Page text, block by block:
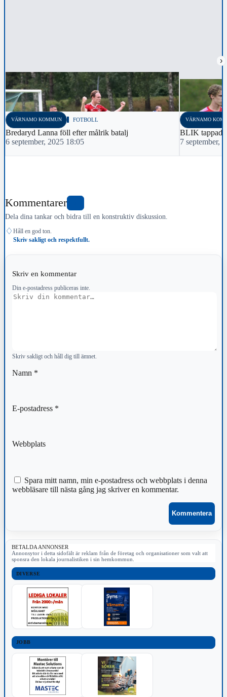
›
VÄRNAMO KOMMUN FOTBOLL
Bredaryd Lanna föll efter målrik batalj
6 september, 2025 18:05
VÄRNAMO
BLIK tappade
7 september,
Kommentarer
Dela dina tankar och bidra till en konstruktiv diskussion.
♢ Håll en god ton.
Skriv sakligt och respektfullt.
Skriv en kommentar
Din e-postadress publiceras inte.
Kommentar
Skriv sakligt och håll dig till ämnet.
Namn *
E-postadress *
Webbplats
Spara mitt namn, min e-postadress och webbplats i denna
webbläsare till nästa gång jag skriver en kommentar.
BETALDA ANNONSER
Annonsytor i detta sidofält är reklam från de företag och organisationer som valt att
sponsra den lokala journalistiken i sin hemkommun.
DIVERSE
JOBB